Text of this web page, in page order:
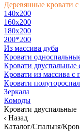
Деревянные кровати
140x200
160х200
180х200
200*200
Из массива дуба
Кровати
Кровати
Кровати из массива
Кровати
Зеркала
Комоды
Кровати двуспальные
Назад
Каталог/Спальня/